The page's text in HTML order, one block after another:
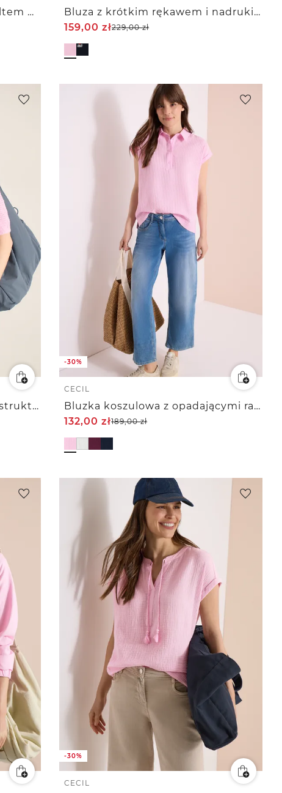
Koszulka z nadrukiem i dekoltem w łódkę
Bluza z krótkim rękawem i nadrukiem na plecach
159,00zł229,00zł
Sweter z krótkim rękawem i strukturą
-30%
CECIL
Bluzka koszulowa z opadającymi ramionami i strukturą
132,00zł189,00zł
-30%
CECIL